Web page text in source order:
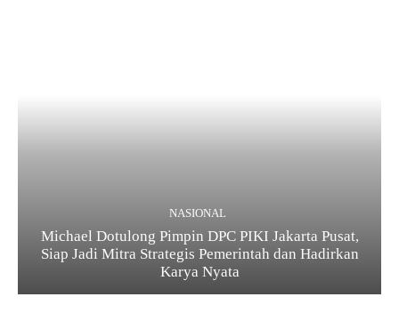
NASIONAL
Michael Dotulong Pimpin DPC PIKI Jakarta Pusat,
Siap Jadi Mitra Strategis Pemerintah dan Hadirkan
Karya Nyata